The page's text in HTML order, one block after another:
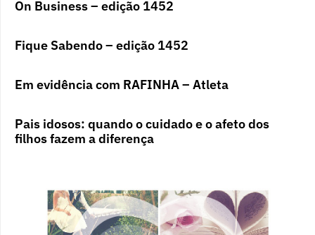
On Business – edição 1452
Fique Sabendo – edição 1452
Em evidência com RAFINHA – Atleta
Pais idosos: quando o cuidado e o afeto dos
filhos fazem a diferença